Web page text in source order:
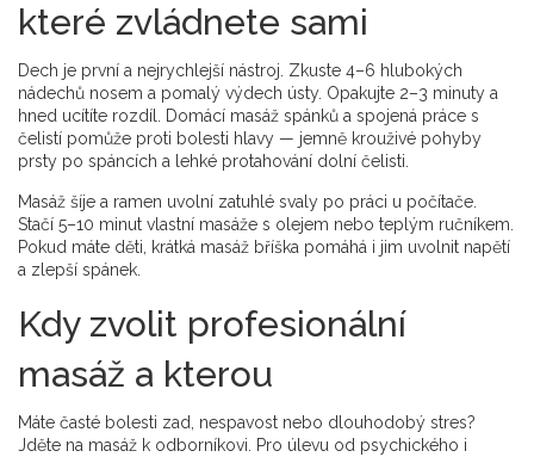
které zvládnete sami
Dech je první a nejrychlejší nástroj. Zkuste 4–6 hlubokých
nádechů nosem a pomalý výdech ústy. Opakujte 2–3 minuty a
hned ucítíte rozdíl. Domácí masáž spánků a spojená práce s
čelistí pomůže proti bolesti hlavy — jemně krouživé pohyby
prsty po spáncích a lehké protahování dolní čelisti.
Masáž šíje a ramen uvolní zatuhlé svaly po práci u počítače.
Stačí 5–10 minut vlastní masáže s olejem nebo teplým ručníkem.
Pokud máte děti, krátká masáž bříška pomáhá i jim uvolnit napětí
a zlepší spánek.
Kdy zvolit profesionální
masáž a kterou
Máte časté bolesti zad, nespavost nebo dlouhodobý stres?
Jděte na masáž k odborníkovi. Pro úlevu od psychického i